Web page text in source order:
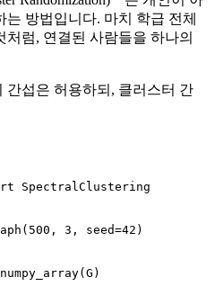
방법입니다. 마치 학급 전체
럼, 연결된 사람들을 하나의
간섭은 허용하되, 클러스터 간
SpectralClustering
500 , 3 , seed=42 )